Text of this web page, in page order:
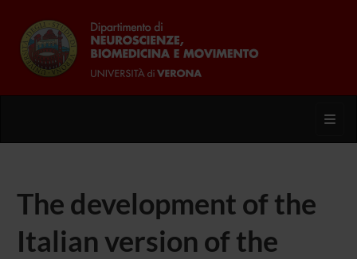
The development of the
Italian version of the